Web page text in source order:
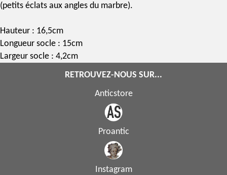
(petits éclats aux angles du marbre).
Hauteur : 16,5cm
Longueur socle : 15cm
Largeur socle : 4,2cm
RETROUVEZ-NOUS SUR...
Anticstore
Proantic
Instagram